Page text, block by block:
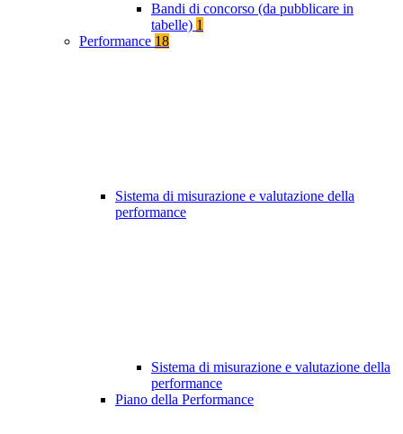
Bandi di concorso (da pubblicare in
tabelle) 1
Performance 18
Sistema di misurazione e valutazione della
performance
Sistema di misurazione e valutazione della
performance
Piano della Performance